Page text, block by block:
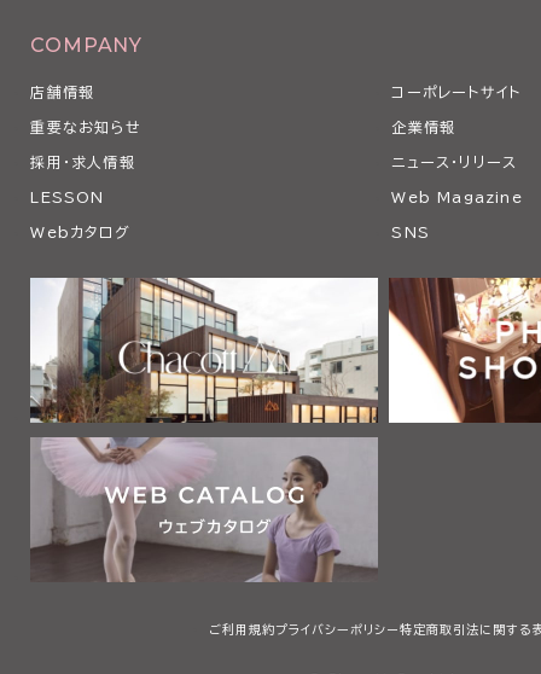
COMPANY
店舗情報 コーポレートサイト
重要なお知らせ 企業情報
採用・求人情報 ニュース・リリース
LESSON Web Magazine
Webカタログ SNS
ご利用規約プライバシーポリシー 特定商取引法に関する